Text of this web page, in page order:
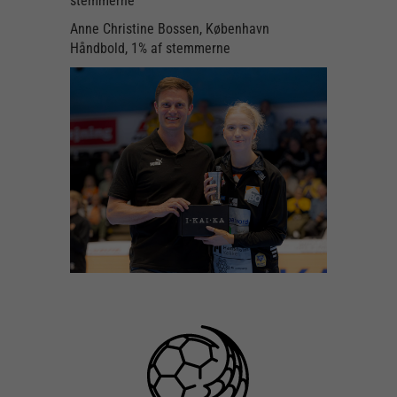
Anne Christine Bossen, København
Håndbold, 1% af stemmerne